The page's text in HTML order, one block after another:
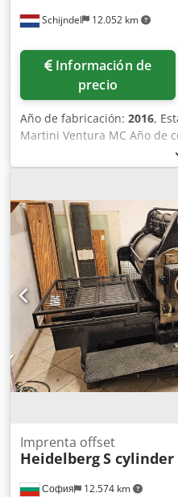
Schijndel 12.052 km
Información de
precio
Año de fabricación: 2016,
Martini Ventura MC Año de
Descripción: - Commander
automático - Asir
3 - 4 + 4 posibilidades de
de libros - Apilador
София 12.574 km
Imprenta offset
HeidelbergS cylinder